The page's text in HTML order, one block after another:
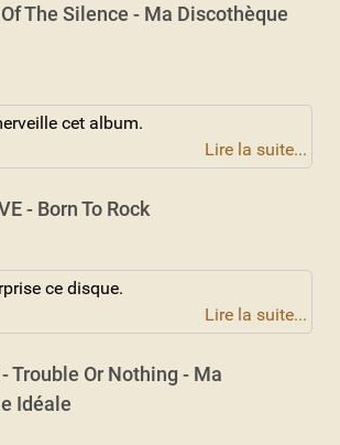
Of The Silence - Ma Discothèque
cet album.
Lire la suite...
- Born To Rock
ce disque.
Lire la suite...
Trouble Or Nothing - Ma
Idéale